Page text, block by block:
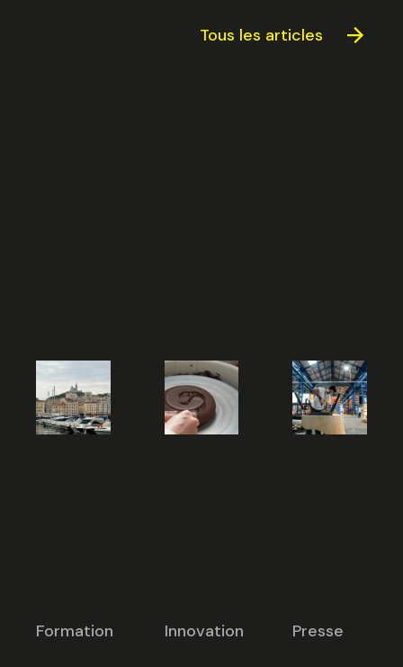
Tous les articles
Formation Innovation Presse
Sélectionnez une durée